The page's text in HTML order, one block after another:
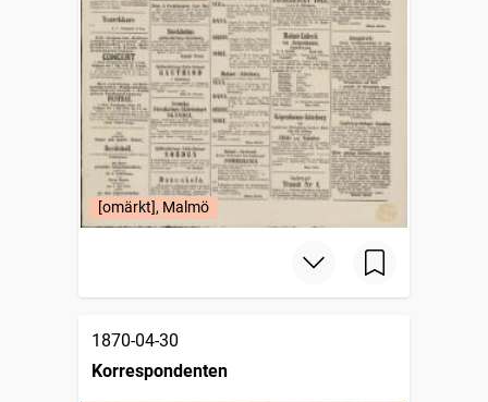
[omärkt], Malmö
1870-04-30
Korrespondenten